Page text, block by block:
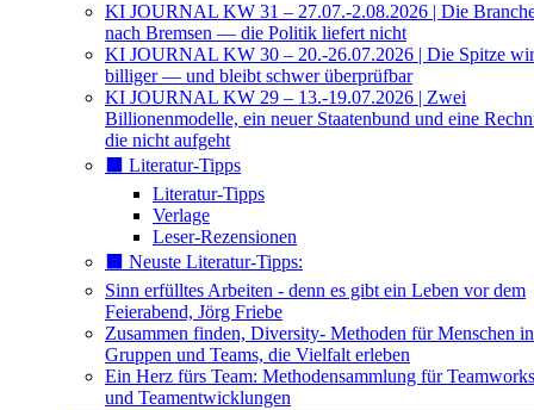
KI JOURNAL KW 31 – 27.07.-2.08.2026 | Die
nach Bremsen — die Politik liefert nicht
KI JOURNAL KW 30 – 20.-26.07.2026 | Die Spitze
billiger — und bleibt schwer überprüfbar
KI JOURNAL KW 29 – 13.-19.07.2026 | Zwei
Billionenmodelle, ein neuer Staatenbund und eine
die nicht aufgeht
⬛️ Literatur-Tipps
Literatur-Tipps
Verlage
Leser-Rezensionen
⬛️ Neuste Literatur-Tipps:
Sinn erfülltes Arbeiten - denn es gibt ein Leben vor dem
Feierabend, Jörg Friebe
Zusammen finden, Diversity- Methoden für Menschen in
Gruppen und Teams, die Vielfalt erleben
Ein Herz fürs Team: Methodensammlung für
und Teamentwicklungen